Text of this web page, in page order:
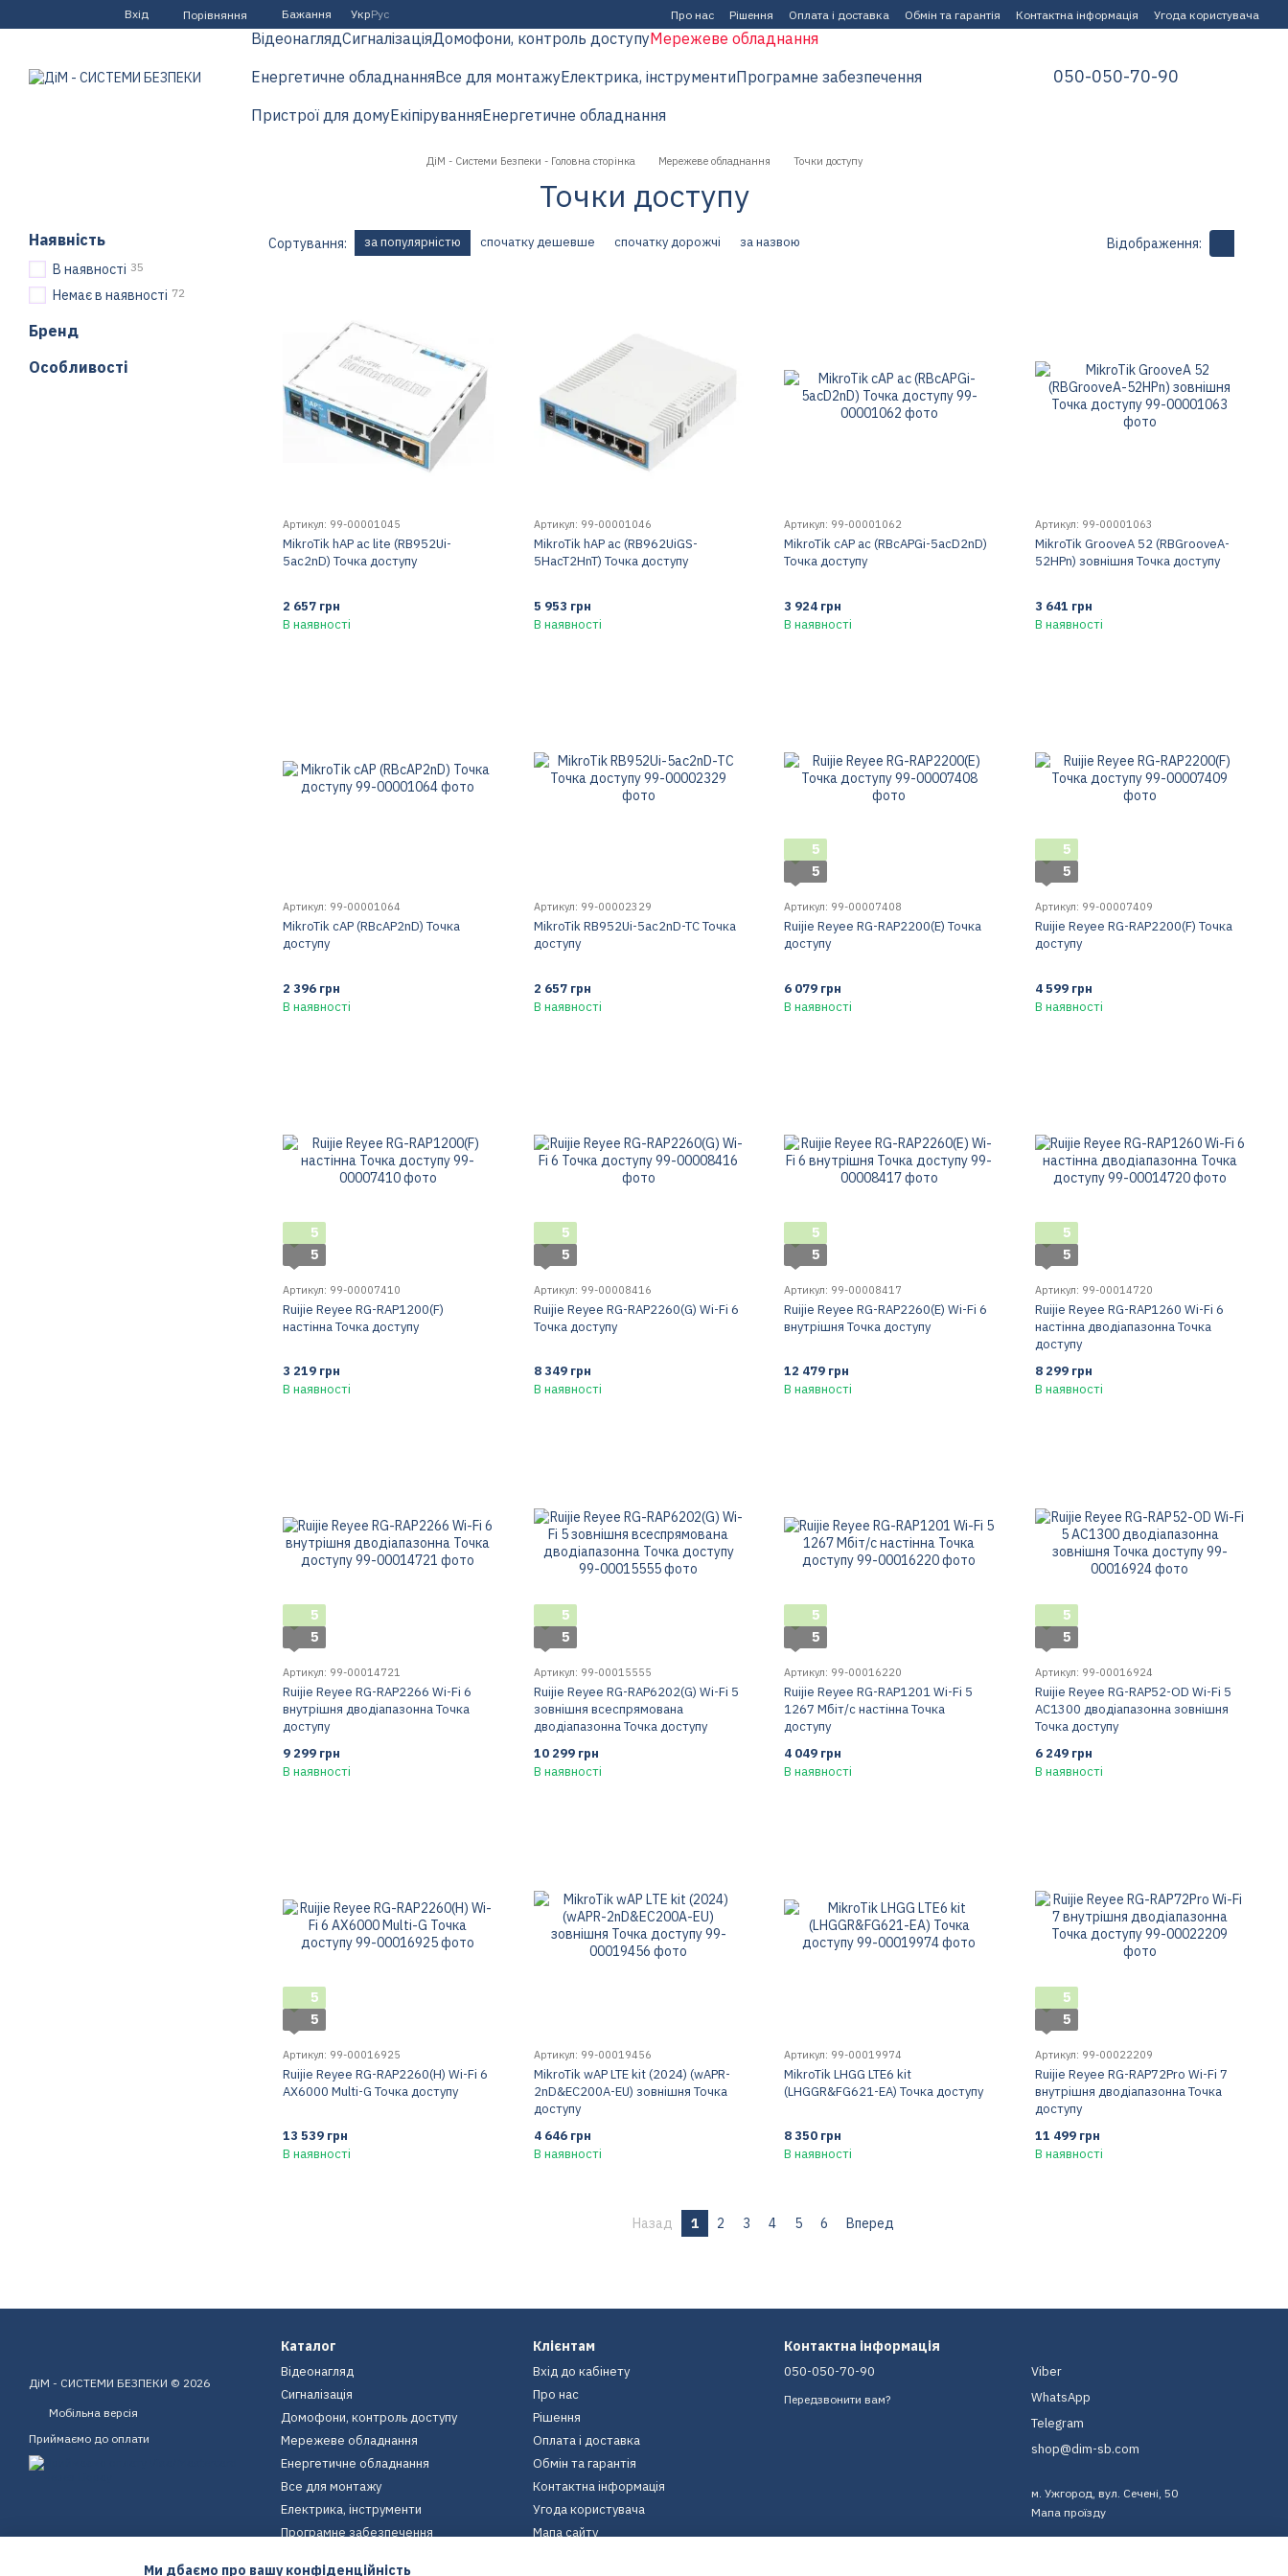
Перейти до основного контенту
Вхід Порівняння Бажання УкрРус Про нас Рішення Оплата і доставка Обмін та гарантія Контактна інформація Угода користувача
ВідеонаглядСигналізаціяДомофони, контроль доступуМережеве обладнання
Енергетичне обладнанняВсе для монтажуЕлектрика, інструментиПрограмне забезпечення
Пристрої для домуЕкіпіруванняЕнергетичне обладнання
050-050-70-90
ДіМ - Системи Безпеки - Головна сторінка Мережеве обладнання Точки доступу
Точки доступу
Сортування: за популярністю спочатку дешевше спочатку дорожчі за назвою Відображення:
Артикул: 99-00001045
MikroTik hAP ac lite (RB952Ui-
5ac2nD) Точка доступу
2 657 грн
В наявності
Артикул: 99-00001046
MikroTik hAP ac (RB962UiGS-
5HacT2HnT) Точка доступу
5 953 грн
В наявності
Артикул: 99-00001062
MikroTik cAP ac (RBcAPGi-5acD2nD)
Точка доступу
3 924 грн
В наявності
Артикул: 99-00001063
MikroTik GrooveA 52 (RBGrooveA-
52HPn) зовнішня Точка доступу
3 641 грн
В наявності
Артикул: 99-00001064
MikroTik cAP (RBcAP2nD) Точка
доступу
2 396 грн
В наявності
Артикул: 99-00002329
MikroTik RB952Ui-5ac2nD-TC Точка
доступу
2 657 грн
В наявності
5
5
Артикул: 99-00007408
Ruijie Reyee RG-RAP2200(E) Точка
доступу
6 079 грн
В наявності
5
5
Артикул: 99-00007409
Ruijie Reyee RG-RAP2200(F) Точка
доступу
4 599 грн
В наявності
5
5
Артикул: 99-00007410
Ruijie Reyee RG-RAP1200(F)
настінна Точка доступу
3 219 грн
В наявності
5
5
Артикул: 99-00008416
Ruijie Reyee RG-RAP2260(G) Wi-Fi 6
Точка доступу
8 349 грн
В наявності
5
5
Артикул: 99-00008417
Ruijie Reyee RG-RAP2260(E) Wi-Fi 6
внутрішня Точка доступу
12 479 грн
В наявності
5
5
Артикул: 99-00014720
Ruijie Reyee RG-RAP1260 Wi-Fi 6
настінна дводіапазонна Точка
доступу
8 299 грн
В наявності
5
5
Артикул: 99-00014721
Ruijie Reyee RG-RAP2266 Wi-Fi 6
внутрішня дводіапазонна Точка
доступу
9 299 грн
В наявності
5
5
Артикул: 99-00015555
Ruijie Reyee RG-RAP6202(G) Wi-Fi 5
зовнішня всеспрямована
дводіапазонна Точка доступу
10 299 грн
В наявності
5
5
Артикул: 99-00016220
Ruijie Reyee RG-RAP1201 Wi-Fi 5
1267 Мбіт/с настінна Точка
доступу
4 049 грн
В наявності
5
5
Артикул: 99-00016924
Ruijie Reyee RG-RAP52-OD Wi-Fi 5
AC1300 дводіапазонна зовнішня
Точка доступу
6 249 грн
В наявності
5
5
Артикул: 99-00016925
Ruijie Reyee RG-RAP2260(H) Wi-Fi 6
AX6000 Multi-G Точка доступу
13 539 грн
В наявності
Артикул: 99-00019456
MikroTik wAP LTE kit (2024) (wAPR-
2nD&EC200A-EU) зовнішня Точка
доступу
4 646 грн
В наявності
Артикул: 99-00019974
MikroTik LHGG LTE6 kit
(LHGGR&FG621-EA) Точка доступу
8 350 грн
В наявності
5
5
Артикул: 99-00022209
Ruijie Reyee RG-RAP72Pro Wi-Fi 7
внутрішня дводіапазонна Точка
доступу
11 499 грн
В наявності
Назад 1 2 3 4 5 6 Вперед
Наявність
В наявності 35
Немає в наявності 72
Бренд
Особливості
ДіМ - СИСТЕМИ БЕЗПЕКИ © 2026
Мобільна версія
Приймаємо до оплати
Каталог
Відеонагляд
Сигналізація
Домофони, контроль доступу
Мережеве обладнання
Енергетичне обладнання
Все для монтажу
Електрика, інструменти
Програмне забезпечення
Клієнтам
Вхід до кабінету
Про нас
Рішення
Оплата і доставка
Обмін та гарантія
Контактна інформація
Угода користувача
Мапа сайту
Контактна інформація
050-050-70-90
Передзвонити вам?
Viber
WhatsApp
Telegram
shop@dim-sb.com
м. Ужгород, вул. Сечені, 50
Мапа проїзду
Ми дбаємо про вашу конфіденційність